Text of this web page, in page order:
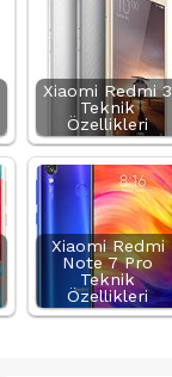
Xiaomi Redmi 3
Teknik
Özellikleri
Xiaomi Redmi
Note 7 Pro
Teknik
Özellikleri